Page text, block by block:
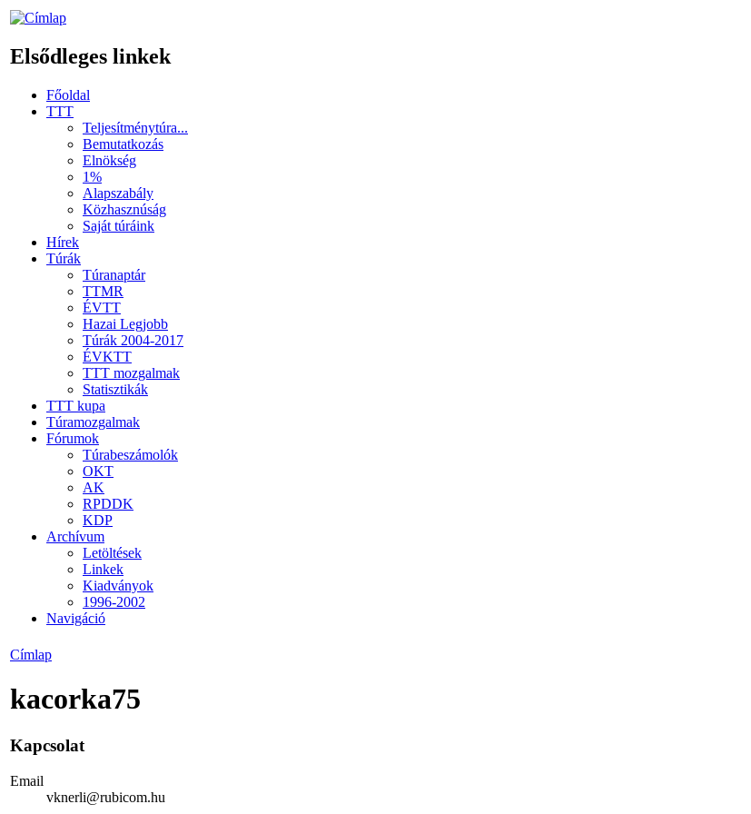
Elsődleges linkek
Főoldal
TTT
Teljesítménytúra...
Bemutatkozás
Elnökség
1%
Alapszabály
Közhasznúság
Saját túráink
Hírek
Túrák
Túranaptár
TTMR
ÉVTT
Hazai Legjobb
Túrák 2004-2017
ÉVKTT
TTT mozgalmak
Statisztikák
TTT kupa
Túramozgalmak
Fórumok
Túrabeszámolók
OKT
AK
RPDDK
KDP
Archívum
Letöltések
Linkek
Kiadványok
1996-2002
Navigáció
Címlap
kacorka75
Kapcsolat
Email
vknerli@rubicom.hu